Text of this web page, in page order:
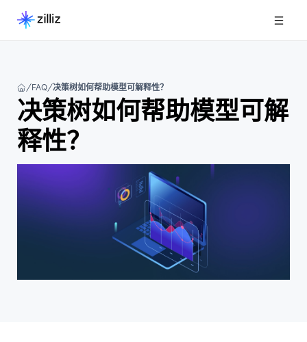
FAQ 决策树如何帮助模型可解释性？
决策树如何帮助模型可解
释性？